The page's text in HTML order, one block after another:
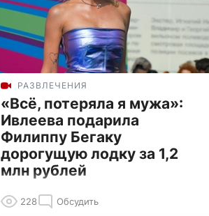
РАЗВЛЕЧЕНИЯ
«Всё, потеряла я мужа»:
Ивлеева подарила
Филиппу Бегаку
дорогущую лодку за 1,2
млн рублей
228 Обсудить